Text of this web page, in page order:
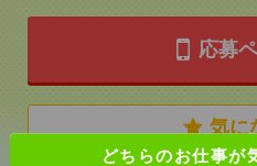
どちらのお仕事が
応募
気に